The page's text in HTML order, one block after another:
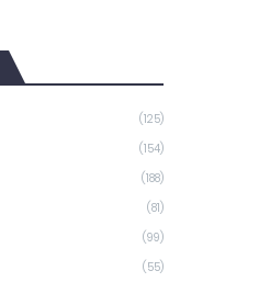
(125)
(154)
(188)
(81)
(99)
(55)